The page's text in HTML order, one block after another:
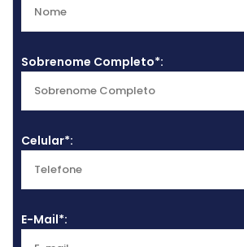
Sobrenome Completo*:
Celular*:
E-Mail*: